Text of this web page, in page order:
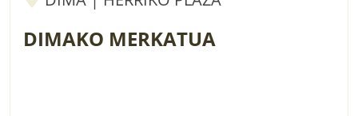
DIMAKO MERKATUA